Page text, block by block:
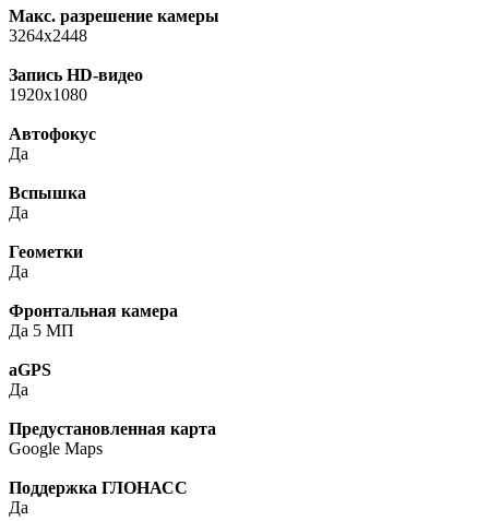
Макс. разрешение камеры
3264x2448
Запись HD-видео
1920х1080
Автофокус
Да
Вспышка
Да
Геометки
Да
Фронтальная камера
Да 5 МП
aGPS
Да
Предустановленная карта
Google Maps
Поддержка ГЛОНАСС
Да